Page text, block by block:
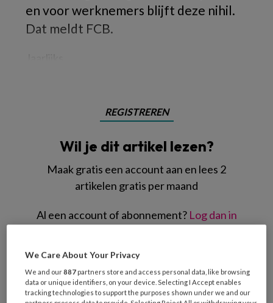
en voor werknemers blijft deze nihil.
Dat meldt FCB.
REGISTREREN
Wil je dit artikel lezen?
Maak gratis een account aan en lees 2
artikelen gratis per maand
Al een account of abonnement? Log dan in
Wat
je
e-
Kies
We Care About Your Privacy
We and our887 partners store and access personal data, like browsing
data or unique identifiers, on your device. Selecting I Accept enables
tracking technologies to support the purposes shown under we and our